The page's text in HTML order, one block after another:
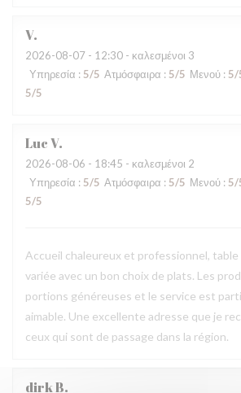
V
2026-08-07 - 12:30 - καλεσμένοι 3
Υπηρεσία : 5/5 Ατμόσφαιρα : 5/5 Μενού : 5/
5/5
LucV
2026-08-06 - 18:45 - καλεσμένοι 2
Υπηρεσία : 5/5 Ατμόσφαιρα : 5/5 Μενού : 5/
5/5
Accueil chaleureux et professionnel, table
variée avec un bon choix de plats. Les
portions généreuses et le service est
aimable. Une excellente adresse que je
ceux qui sont de passage dans la région.
dirkB